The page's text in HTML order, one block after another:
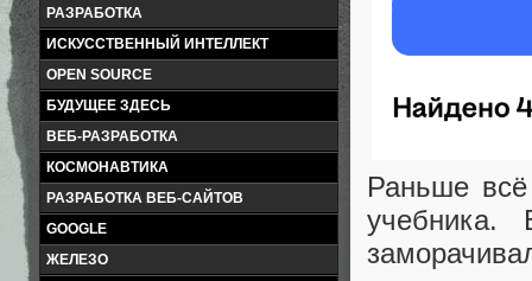
РАЗРАБОТКА
ИСКУССТВЕННЫЙ ИНТЕЛЛЕКТ
OPEN SOURCE
БУДУЩЕЕ ЗДЕСЬ
ВЕБ-РАЗРАБОТКА
КОСМОНАВТИКА
РАЗРАБОТКА ВЕБ-САЙТОВ
GOOGLE
ЖЕЛЕЗО
Раньше